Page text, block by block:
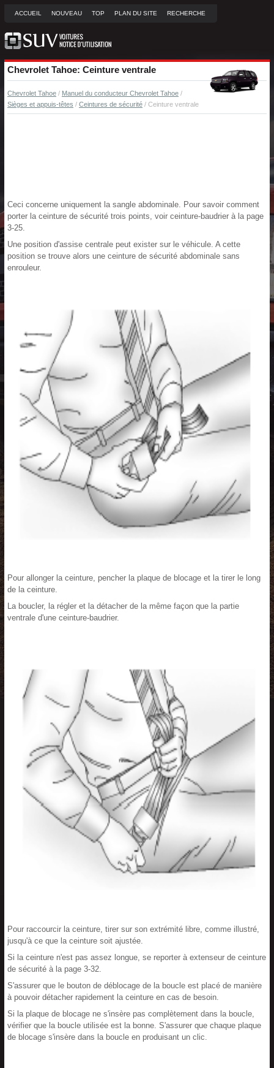
ACCUEIL NOUVEAU TOP PLAN DU SITE RECHERCHE
Chevrolet Tahoe: Ceinture ventrale
Chevrolet Tahoe / Manuel du conducteur Chevrolet Tahoe /
Sièges et appuis-têtes / Ceintures de sécurité / Ceinture ventrale
Ceci concerne uniquement la sangle abdominale. Pour savoir comment
porter la ceinture de sécurité trois points, voir ceinture-baudrier à la page
3-25.
Une position d'assise centrale peut exister sur le véhicule. A cette
position se trouve alors une ceinture de sécurité abdominale sans
enrouleur.
Pour allonger la ceinture, pencher la plaque de blocage et la tirer le long
de la ceinture.
La boucler, la régler et la détacher de la même façon que la partie
ventrale d'une ceinture-baudrier.
Pour raccourcir la ceinture, tirer sur son extrémité libre, comme illustré,
jusqu'à ce que la ceinture soit ajustée.
Si la ceinture n'est pas assez longue, se reporter à extenseur de ceinture
de sécurité à la page 3-32.
S'assurer que le bouton de déblocage de la boucle est placé de manière
à pouvoir détacher rapidement la ceinture en cas de besoin.
Si la plaque de blocage ne s'insère pas complètement dans la boucle,
vérifier que la boucle utilisée est la bonne. S'assurer que chaque plaque
de blocage s'insère dans la boucle en produisant un clic.